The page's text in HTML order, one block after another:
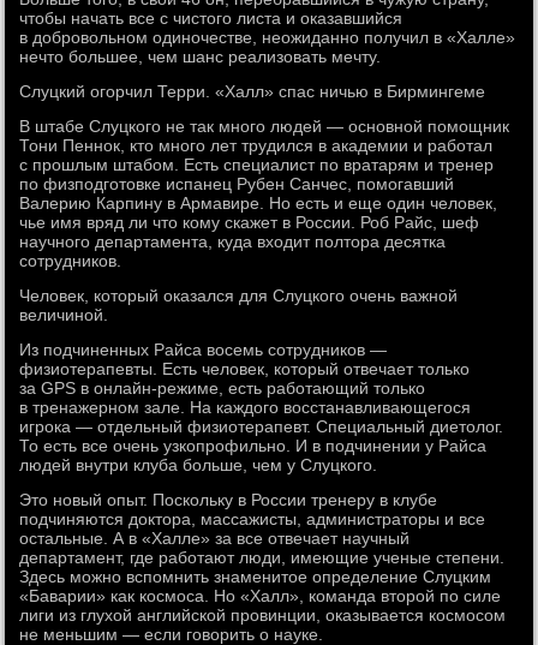
чтобы начать все с чистого листа и оказавшийся
в добровольном одиночестве, неожиданно получил в «Халле»
нечто большее, чем шанс реализовать мечту.
Слуцкий огорчил Терри. «Халл» спас ничью в Бирмингеме
В штабе Слуцкого не так много людей — основной помощник
Тони Пеннок, кто много лет трудился в академии и работал
с прошлым штабом. Есть специалист по вратарям и тренер
по физподготовке испанец Рубен Санчес, помогавший
Валерию Карпину в Армавире. Но есть и еще один человек,
чье имя вряд ли что кому скажет в России. Роб Райс, шеф
научного департамента, куда входит полтора десятка
сотрудников.
Человек, который оказался для Слуцкого очень важной
величиной.
Из подчиненных Райса восемь сотрудников —
физиотерапевты. Есть человек, который отвечает только
за GPS в онлайн-режиме, есть работающий только
в тренажерном зале. На каждого восстанавливающегося
игрока — отдельный физиотерапевт. Специальный диетолог.
То есть все очень узкопрофильно. И в подчинении у Райса
людей внутри клуба больше, чем у Слуцкого.
Это новый опыт. Поскольку в России тренеру в клубе
подчиняются доктора, массажисты, администраторы и все
остальные. А в «Халле» за все отвечает научный
департамент, где работают люди, имеющие ученые степени.
Здесь можно вспомнить знаменитое определение Слуцким
«Баварии» как космоса. Но «Халл», команда второй по силе
лиги из глухой английской провинции, оказывается космосом
не меньшим — если говорить о науке.